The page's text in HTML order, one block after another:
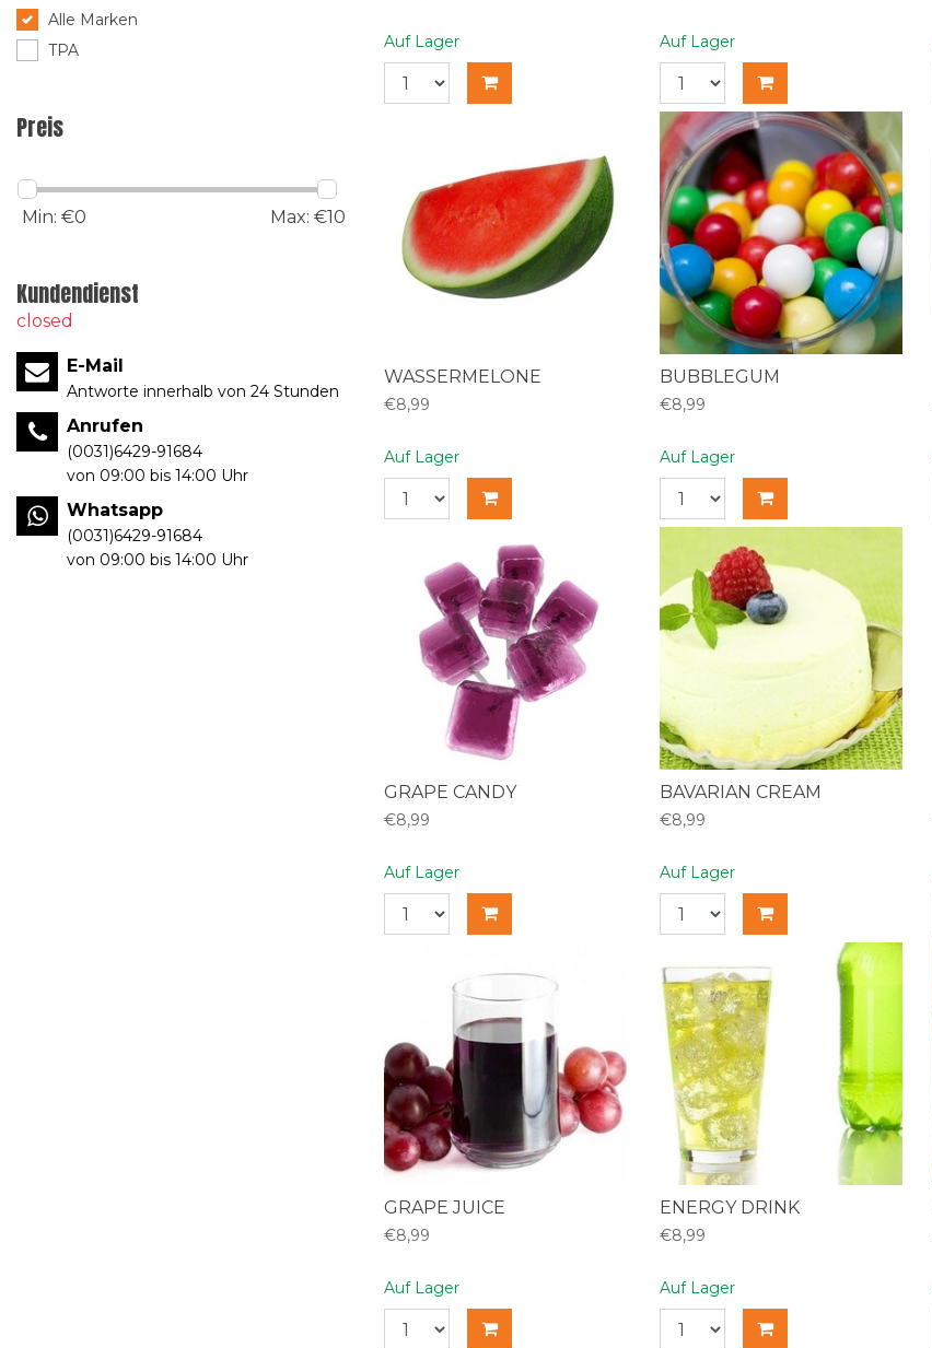
Alle Marken
TPA
Preis
Min: €0 Max: €10
Kundendienst
closed
E-Mail
Antworte innerhalb von 24 Stunden
Anrufen
(0031)6429-91684
von 09:00 bis 14:00 Uhr
Whatsapp
(0031)6429-91684
von 09:00 bis 14:00 Uhr
Auf Lager Auf Lager
WASSERMELONE
€8,99
Auf Lager
BUBBLEGUM
€8,99
Auf Lager
GRAPE CANDY
€8,99
Auf Lager
BAVARIAN CREAM
€8,99
Auf Lager
GRAPE JUICE
€8,99
Auf Lager
ENERGY DRINK
€8,99
Auf Lager